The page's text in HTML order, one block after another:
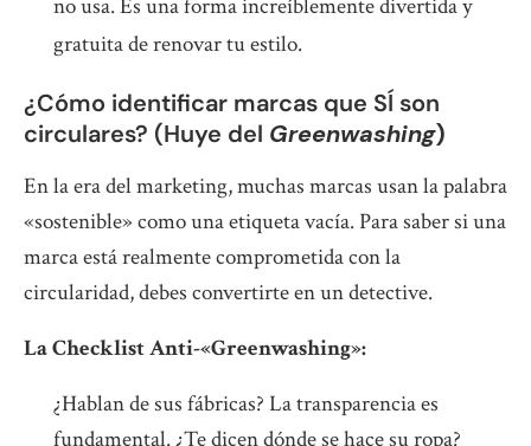
no usa. Es una forma increíblemente divertida y
gratuita de renovar tu estilo.
¿Cómo identificar marcas que SÍ son
circulares? (Huye del Greenwashing)
En la era del marketing, muchas marcas usan la palabra
«sostenible» como una etiqueta vacía. Para saber si una
marca está realmente comprometida con la
circularidad, debes convertirte en un detective.
La Checklist Anti-«Greenwashing»:
¿Hablan de sus fábricas? La transparencia es
fundamental. ¿Te dicen dónde se hace su ropa?